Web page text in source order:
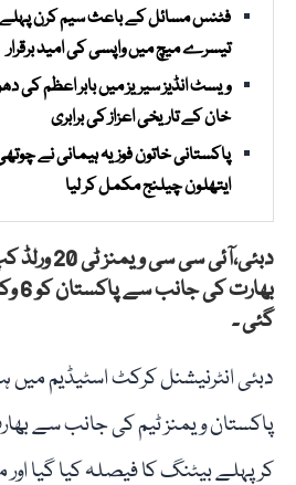
فٹنس مسائل کے باعث سیم کرن پہلے
تیسرے میچ میں واپسی کی امید برقرار
ویسٹ انڈیز سیریز میں بابر اعظم کی
خان کے تاریخی اعزاز کی برابری
پاکستانی خاتون فوزیہ ہیمانی نے
ایتھلون چیلنج مکمل کر لیا
گئی ۔
دبئی انٹرنیشنل کرکٹ اسٹیڈیم میں
پاکستان ویمنز ٹیم کی جانب سے